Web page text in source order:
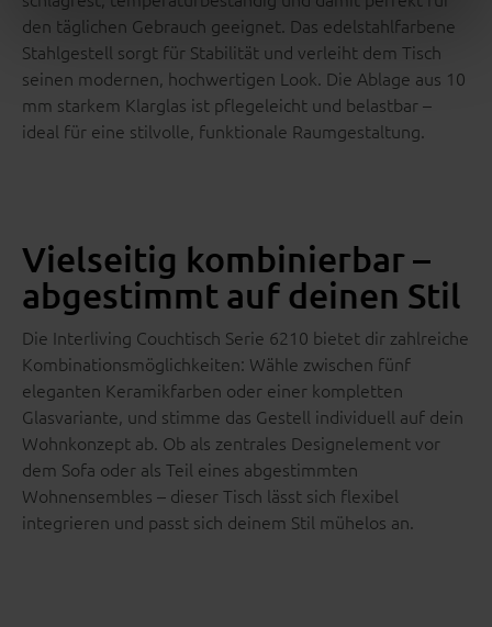
den täglichen Gebrauch geeignet. Das edelstahlfarbene
Stahlgestell sorgt für Stabilität und verleiht dem Tisch
seinen modernen, hochwertigen Look. Die Ablage aus 10
mm starkem Klarglas ist pflegeleicht und belastbar –
ideal für eine stilvolle, funktionale Raumgestaltung.
Vielseitig kombinierbar –
abgestimmt auf deinen Stil
Die Interliving Couchtisch Serie 6210 bietet dir zahlreiche
Kombinationsmöglichkeiten: Wähle zwischen fünf
eleganten Keramikfarben oder einer kompletten
Glasvariante, und stimme das Gestell individuell auf dein
Wohnkonzept ab. Ob als zentrales Designelement vor
dem Sofa oder als Teil eines abgestimmten
Wohnensembles – dieser Tisch lässt sich flexibel
integrieren und passt sich deinem Stil mühelos an.